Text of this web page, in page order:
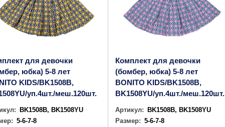
для девочки
юбка) 5-8 лет
KIDS/BK1508B,
уп.4шт./меш.120шт.
BK1508B, BK1508YU
5-6-7-8
Комплект для девочки
(бомбер, юбка) 5-8 лет
BONITO KIDS/BK1508B,
BK1508YU/уп.4шт./меш.120шт.
Артикул:
BK1508B, BK1508YU
Размер: 5-6-7-8